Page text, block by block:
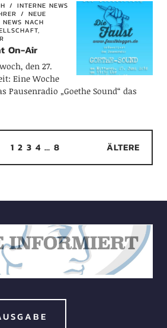
INTERNE NEWS
NEUE
NEWS NACH
On-Air
den 27.
Eine Woche
Pausenradio „Goethe Sound“ das
1 2 3 4 … 8 ÄLTERE